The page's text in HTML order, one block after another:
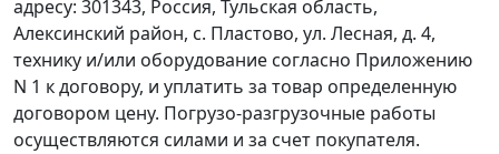
адресу: 301343, Россия, Тульская область,
Алексинский район, с. Пластово, ул. Лесная, д. 4,
технику и/или оборудование согласно Приложению
N 1 к договору, и уплатить за товар определенную
договором цену. Погрузо-разгрузочные работы
осуществляются силами и за счет покупателя.